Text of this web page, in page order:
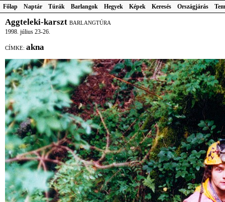
Főlap Naptár Túrák Barlangok Hegyek Képek Keresés Országjárás
Aggteleki-karszt BARLANGTÚRA
1998. július 23-26.
CÍMKE: akna